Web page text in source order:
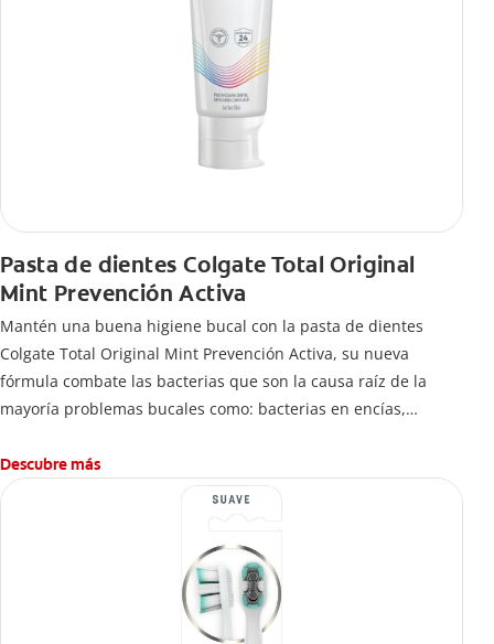
Pasta de dientes Colgate Total Original
Mint Prevención Activa
Mantén una buena higiene bucal con la pasta de dientes
Colgate Total Original Mint Prevención Activa, su nueva
fórmula combate las bacterias que son la causa raíz de la
mayoría problemas bucales como: bacterias en encías,
caries.
Descubre más